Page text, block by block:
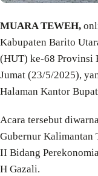
MUARA TEWEH,
Kabupaten Barito
(HUT) ke-68 Provinsi
Jumat (23/5/2025),
Halaman Kantor
Acara tersebut
Gubernur Kalimantan
II Bidang
H Gazali.